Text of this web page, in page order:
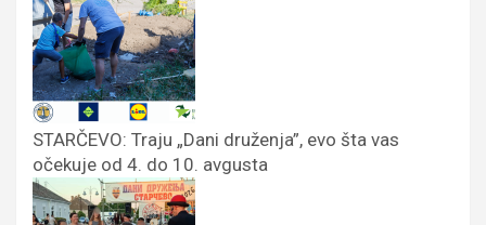
STARČEVO: Traju „Dani druženja”, evo šta vas
očekuje od 4. do 10. avgusta